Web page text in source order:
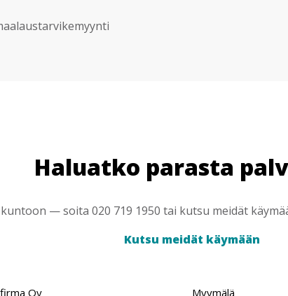
Haluatko parasta
— soita 020 719 1950 tai kutsu meidät
Kutsu meidät käymään
Oy Myymälä